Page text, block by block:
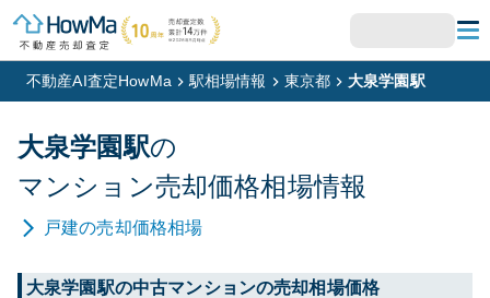
不動産AI査定HowMa 駅相場情報 東京都 大泉学園駅
大泉学園駅の
マンション売却価格相場情報
戸建の売却価格相場
大泉学園駅の中古マンションの売却相場価格